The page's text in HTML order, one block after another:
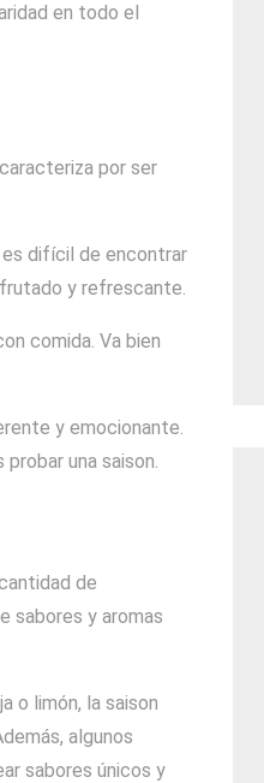
en todo el
por ser
es difícil de encontrar
y refrescante.
comida. Va bien
y emocionante.
una saison.
de
sabores y aromas
o limón, la saison
algunos
sabores únicos y